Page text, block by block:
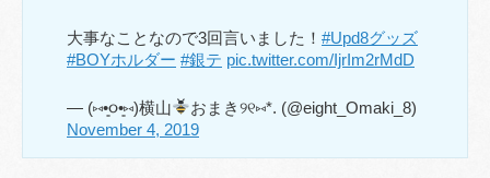
大事なことなので3回言いました！ #Upd8グッズ
#BOYホルダー #銀テ pic.twitter.com/IjrIm2rMdD
— (⑅•͈૦•͈⑅)横山
おまき୨୧⑅*. (@eight_Omaki_8)
November 4, 2019